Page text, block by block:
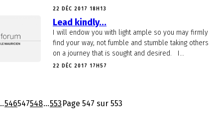
22 DÉC 2017 18H13
Lead kindly…
I will endow you with light ample so you may firmly
find your way, not fumble and stumble taking others
on a journey that is sought and desired. I...
22 DÉC 2017 17H57
546547548...553 Page 547 sur 553